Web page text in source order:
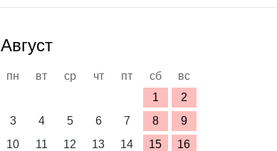
Август
пн вт ср чт пт сб
вс
1
2
3
4 5 6 7 8
9
10
11 12 13 14 15
16